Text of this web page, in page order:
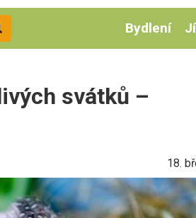
Bydlení
svátků –
18.